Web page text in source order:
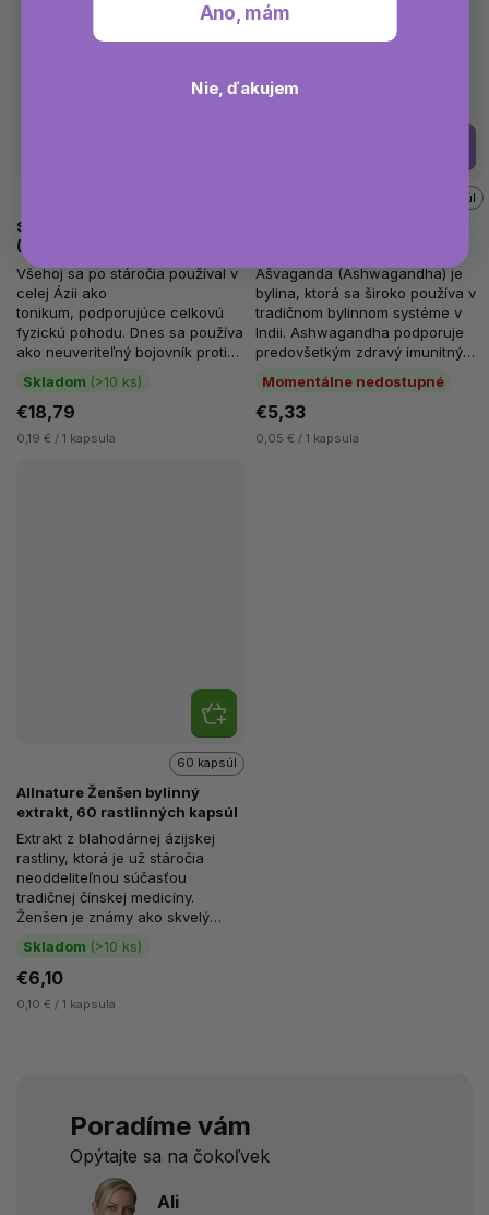
Swanson Korean Ginseng
(Všehoj), 500 mg, 100 kapsúl
Skladom (>10 ks)
€18,79
0,19 € / 1 kapsula
Všehoj sa po stáročia používal v
celej Ázii ako
tonikum, podporujúce celkovú
fyzickú pohodu. Dnes sa používa
ako neuveriteľný bojovník proti
stresu, ktorý tiež...
Momentálne nedostupné
100 kapsúl
€5,33
0,05 € / 1 kapsula
Ašvaganda (Ashwagandha) je
bylina, ktorá sa široko používa v
tradičnom bylinnom systéme v
Indii. Ashwagandha podporuje
predovšetkým zdravý imunitný
Ashwagandha...
Allnature Ženšen bylinný
extrakt, 60 rastlinných kapsúl
Skladom (>10 ks)
60 kapsúl
€6,10
0,10 € / 1 kapsula
Extrakt z blahodárnej ázijskej
rastliny, ktorá je už stáročia
neoddeliteľnou súčasťou
tradičnej čínskej medicíny.
Ženšen je známy ako skvelý
pomocník pri...
Poradíme vám
Opýtajte sa na čokoľvek
Ali
Ano, mám
Nie, ďakujem